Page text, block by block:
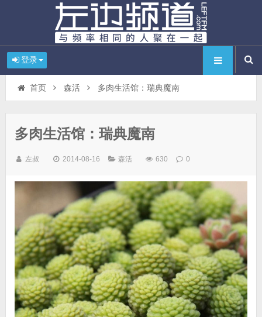
登录
首页 森活 多肉生活馆：瑞典魔南
多肉生活馆：瑞典魔南
左叔 2014-08-16 森活 630 0